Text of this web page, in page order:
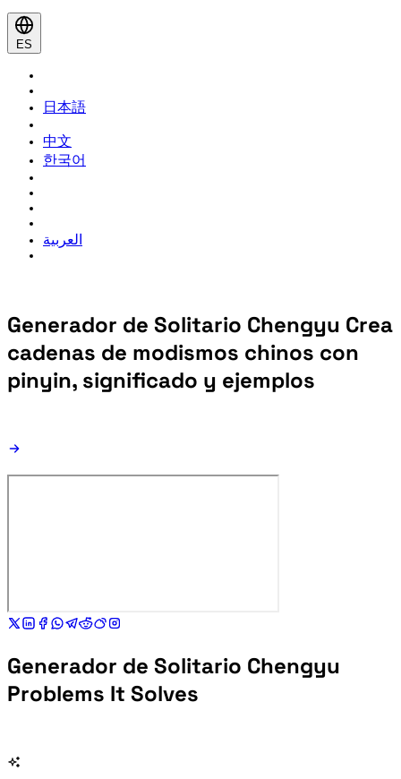
ES
日本語
中文
한국어
العربية
Generador de Solitario Chengyu Crea
cadenas de modismos chinos con
pinyin, significado y ejemplos
Generador de Solitario Chengyu
Problems It Solves